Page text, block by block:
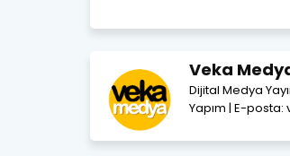
Veka
Dijital Medya
Yapım | E-